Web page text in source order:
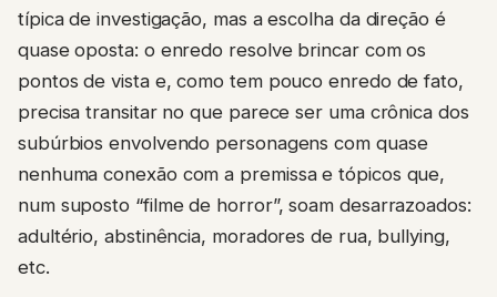
típica de investigação, mas a escolha da direção é
quase oposta: o enredo resolve brincar com os
pontos de vista e, como tem pouco enredo de fato,
precisa transitar no que parece ser uma crônica dos
subúrbios envolvendo personagens com quase
nenhuma conexão com a premissa e tópicos que,
num suposto “filme de horror”, soam desarrazoados:
adultério, abstinência, moradores de rua, bullying,
etc.